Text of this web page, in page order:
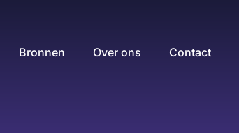
Bronnen Over ons Contact